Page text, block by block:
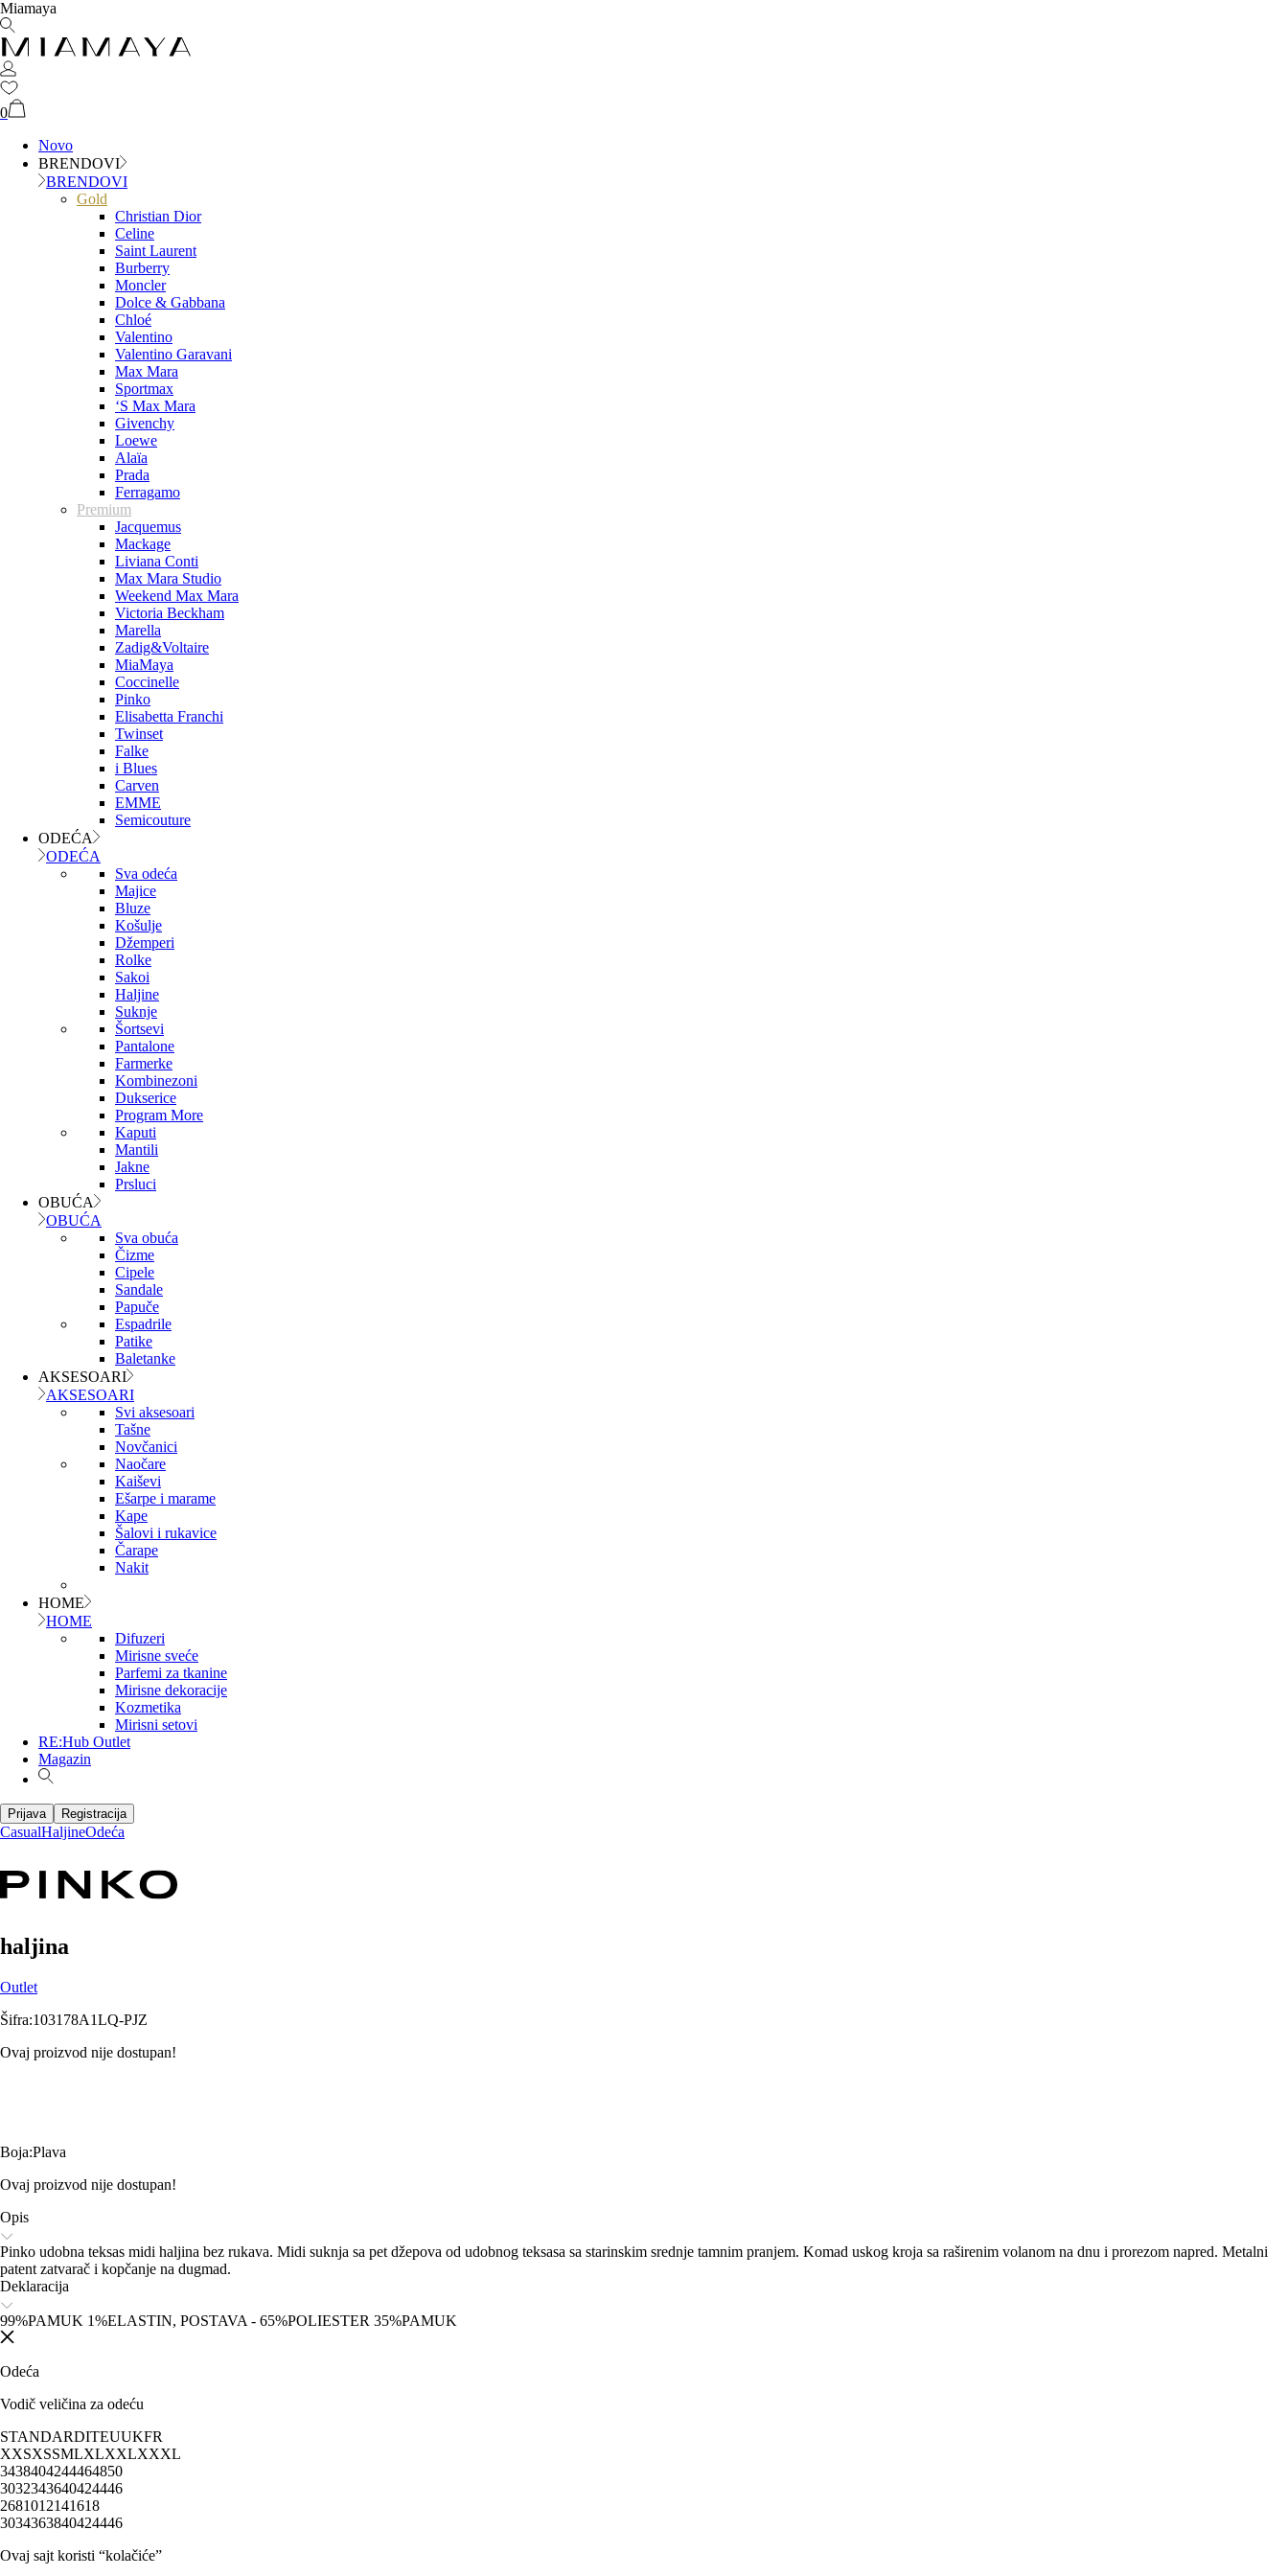
Miamaya
0
Novo
BRENDOVI
BRENDOVI
Gold
Christian Dior
Celine
Saint Laurent
Burberry
Moncler
Dolce & Gabbana
Chloé
Valentino
Valentino Garavani
Max Mara
Sportmax
‘S Max Mara
Givenchy
Loewe
Alaïa
Prada
Ferragamo
Premium
Jacquemus
Mackage
Liviana Conti
Max Mara Studio
Weekend Max Mara
Victoria Beckham
Marella
Zadig&Voltaire
MiaMaya
Coccinelle
Pinko
Elisabetta Franchi
Twinset
Falke
i Blues
Carven
EMME
Semicouture
ODEĆA
ODEĆA
Sva odeća
Majice
Bluze
Košulje
Džemperi
Rolke
Sakoi
Haljine
Suknje
Šortsevi
Pantalone
Farmerke
Kombinezoni
Dukserice
Program More
Kaputi
Mantili
Jakne
Prsluci
OBUĆA
OBUĆA
Sva obuća
Čizme
Cipele
Sandale
Papuče
Espadrile
Patike
Baletanke
AKSESOARI
AKSESOARI
Svi aksesoari
Tašne
Novčanici
Naočare
Kaiševi
Ešarpe i marame
Kape
Šalovi i rukavice
Čarape
Nakit
HOME
HOME
Difuzeri
Mirisne sveće
Parfemi za tkanine
Mirisne dekoracije
Kozmetika
Mirisni setovi
RE:Hub Outlet
Magazin
Prijava Registracija
CasualHaljineOdeća
haljina
Outlet
Šifra:103178A1LQ-PJZ
Ovaj proizvod nije dostupan!
Boja:Plava
Ovaj proizvod nije dostupan!
Opis
Pinko udobna teksas midi haljina bez rukava. Midi suknja sa pet džepova od udobnog teksasa sa starinskim srednje tamnim pranjem. Komad uskog kroja sa raširenim volanom na dnu i prorezom napred. Metalni
patent zatvarač i kopčanje na dugmad.
Deklaracija
99%PAMUK 1%ELASTIN, POSTAVA - 65%POLIESTER 35%PAMUK
Odeća
Vodič veličina za odeću
STANDARDITEUUKFR
XXSXSSMLXLXXLXXXL
3438404244464850
3032343640424446
2681012141618
3034363840424446
Ovaj sajt koristi “kolačiće”